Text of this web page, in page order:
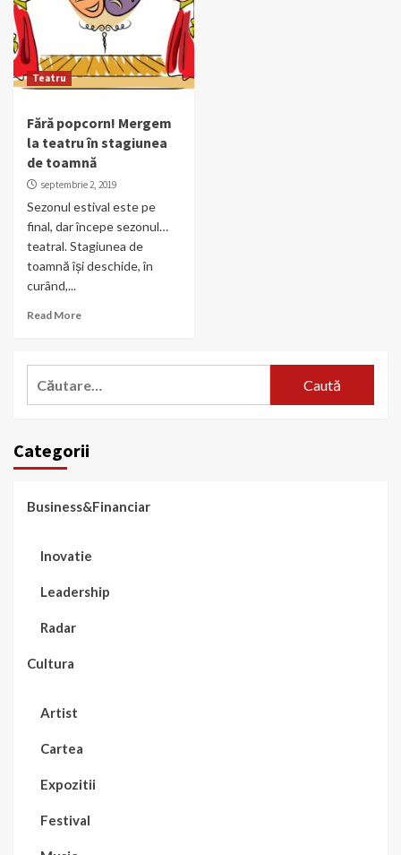
Teatru
Fără popcorn! Mergem
la teatru în stagiunea
de toamnă
septembrie 2, 2019
Sezonul estival este pe
final, dar începe sezonul…
teatral. Stagiunea de
toamnă își deschide, în
curând,...
Read More
Categorii
Business&Financiar
Inovatie
Leadership
Radar
Cultura
Artist
Cartea
Expozitii
Festival